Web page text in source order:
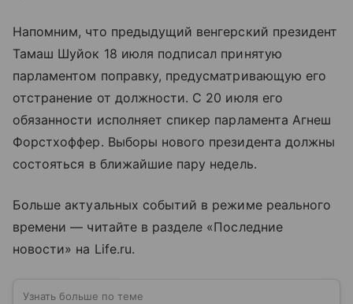
Напомним, что предыдущий венгерский президент
Тамаш Шуйок 18 июля подписал принятую
парламентом поправку, предусматривающую его
отстранение от должности. С 20 июля его
обязанности исполняет спикер парламента Агнеш
Форстхоффер. Выборы нового президента должны
состояться в ближайшие пару недель.
Больше актуальных событий в режиме реального
времени — читайте в разделе «Последние
новости» на Life.ru.
Узнать больше по теме